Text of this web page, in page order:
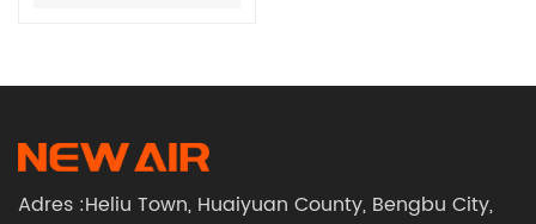
Adres :Heliu Town, Huaiyuan County, Bengbu City,